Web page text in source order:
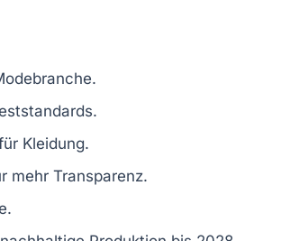
Kleidung.
mehr Transparenz.